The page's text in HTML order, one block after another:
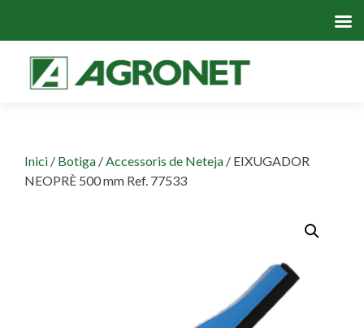
Inici / Botiga /Accessoris de Neteja / EIXUGADOR
NEOPRÈ 500 mm Ref. 77533